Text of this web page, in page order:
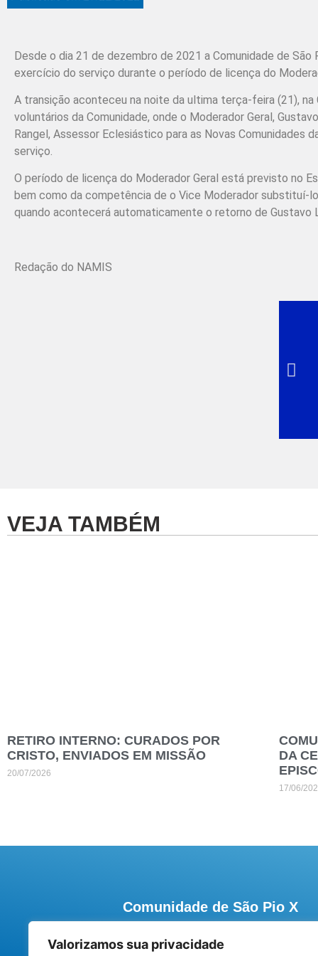
Valorizamos sua privacidade
Desde o dia 21 de dezembro de 2021 a Comunidade de
exercício do serviço durante o período de licença do
A transição aconteceu na noite da ultima terça-feira (21), na
voluntários da Comunidade, onde o Moderador Geral,
Rangel, Assessor Eclesiástico para as Novas Comunidades
serviço.
O período de licença do Moderador Geral está previsto no
bem como da competência de o Vice Moderador substituí-
quando acontecerá automaticamente o retorno de Gustavo
Redação do NAMIS
VEJA TAMBÉM
RETIRO INTERNO: CURADOS POR
CRISTO, ENVIADOS EM MISSÃO
20/07/2026
DA
17/06/
Comunidade de São Pio X
Rua Afonso Pena, 61 – Centro – Campina
(83) 3341-7017